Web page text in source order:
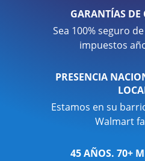
GARANTÍAS
Sea 100% seguro
impuestos
PRESENCIA
Estamos en su
Walmart
45 AÑOS. 70+